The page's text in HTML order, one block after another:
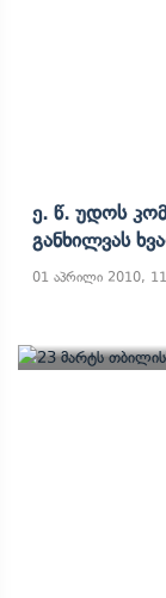
Ე. Წ. Უდოს
Განხილვას
01 აპრილი 2010,